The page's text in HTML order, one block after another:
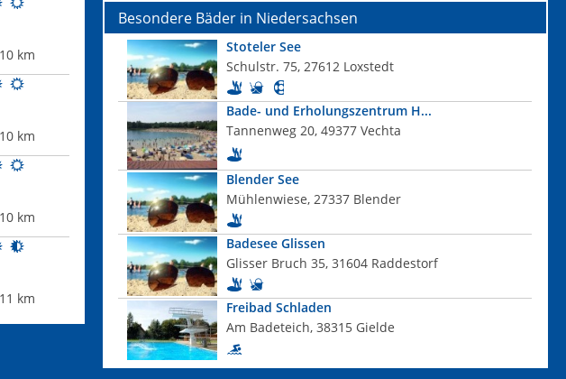
10 km
10 km
10 km
11 km
Besondere Bäder in Niedersachsen
Stoteler See
Schulstr. 75, 27612 Loxstedt
Bade- und Erholungszentrum H...
Tannenweg 20, 49377 Vechta
Blender See
Mühlenwiese, 27337 Blender
Badesee Glissen
Glisser Bruch 35, 31604 Raddestorf
Freibad Schladen
Am Badeteich, 38315 Gielde